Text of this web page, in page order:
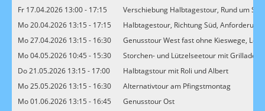
Fr 17.04.2026 13:00 - 17:15
Verschiebung Halbtagestour, Rund um
Mo 20.04.2026 13:15 - 17:15
Halbtagestour, Richtung Süd,
Mo 27.04.2026 13:15 - 16:30
Genusstour West fast ohne Kieswege,
Mo 04.05.2026 10:45 - 15:30
Storchen- und Lützelseetour mit Grilladen
Do 21.05.2026 13:15 - 17:00
Halbtagstour mit Roli und Albert
Mo 25.05.2026 13:15 - 16:30
Alternativtour am Pfingstmontag
Mo 01.06.2026 13:15 - 16:45
Genusstour Ost